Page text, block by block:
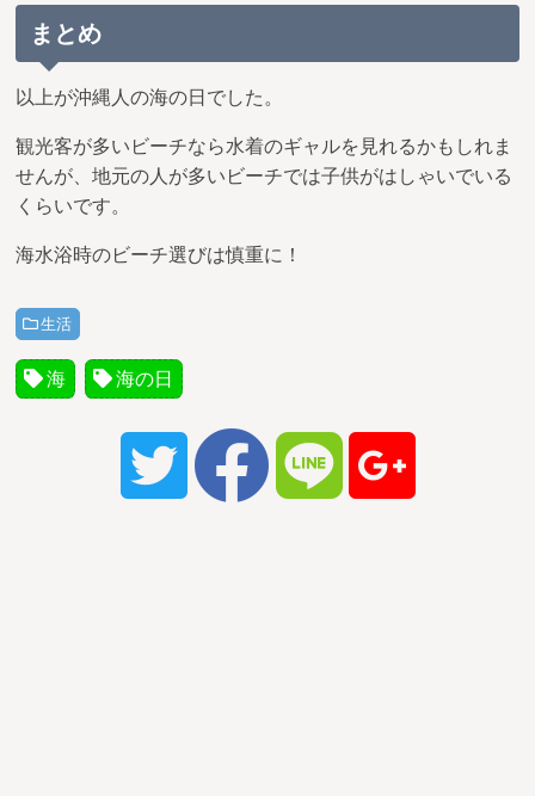
まとめ
以上が沖縄人の海の日でした。
観光客が多いビーチなら水着のギャルを見れるかもしれま
せんが、地元の人が多いビーチでは子供がはしゃいでいる
くらいです。
海水浴時のビーチ選びは慎重に！
生活
海 海の日